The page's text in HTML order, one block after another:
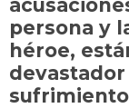
n
persona y
héroe,